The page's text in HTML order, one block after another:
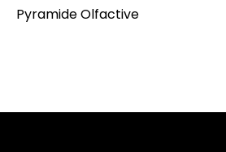
Pyramide Olfactive